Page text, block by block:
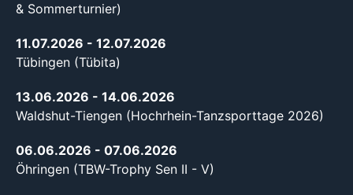
& Sommerturnier)
11.07.2026 - 12.07.2026
Tübingen (Tübita)
13.06.2026 - 14.06.2026
Waldshut-Tiengen (Hochrhein-Tanzsporttage 2026)
06.06.2026 - 07.06.2026
Öhringen (TBW-Trophy Sen II - V)